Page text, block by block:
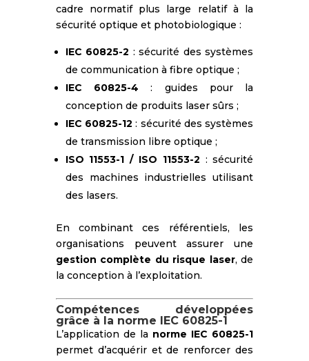
cadre normatif plus large relatif à la
sécurité optique et photobiologique :
IEC 60825-2 : sécurité des systèmes
de communication à fibre optique ;
IEC 60825-4 : guides pour la
conception de produits laser sûrs ;
IEC 60825-12 : sécurité des systèmes
de transmission libre optique ;
ISO 11553-1 / ISO 11553-2 : sécurité
des machines industrielles utilisant
des lasers.
En combinant ces référentiels, les
organisations peuvent assurer une
gestion complète du risque laser, de
la conception à l’exploitation.
Compétences développées
grâce à la norme IEC 60825-1
L’application de la norme IEC 60825-1
permet d’acquérir et de renforcer des